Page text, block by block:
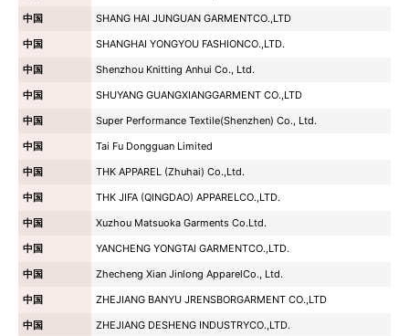
中国
SHANG HAI JUNGUAN GARMENTCO.,LTD
中国
SHANGHAI YONGYOU FASHIONCO.,LTD.
中国
Shenzhou Knitting Anhui Co., Ltd.
中国
SHUYANG GUANGXIANGGARMENT CO.,LTD
中国
Super Performance Textile(Shenzhen) Co., Ltd.
中国
Tai Fu Dongguan Limited
中国
THK APPAREL (Zhuhai) Co.,Ltd.
中国
THK JIFA (QINGDAO) APPARELCO.,LTD.
中国
Xuzhou Matsuoka Garments Co.Ltd.
中国
YANCHENG YONGTAI GARMENTCO.,LTD.
中国
Zhecheng Xian Jinlong ApparelCo., Ltd.
中国
ZHEJIANG BANYU JRENSBORGARMENT CO.,LTD
中国
ZHEJIANG DESHENG INDUSTRYCO.,LTD.